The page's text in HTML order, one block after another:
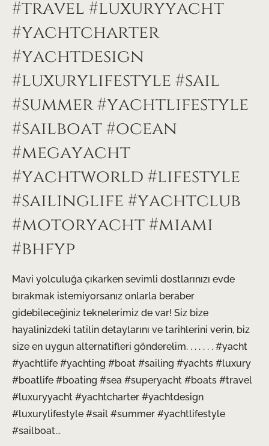
#travel #luxuryyacht
#yachtcharter
#yachtdesign
#luxurylifestyle #sail
#summer #yachtlifestyle
#sailboat #ocean
#megayacht
#yachtworld #lifestyle
#sailinglife #yachtclub
#motoryacht #miami
#bhfyp
Mavi yolculuğa çıkarken sevimli dostlarınızı evde
bırakmak istemiyorsanız onlarla beraber
gidebileceğiniz teknelerimiz de var! Siz bize
hayalinizdeki tatilin detaylarını ve tarihlerini verin, biz
size en uygun alternatifleri gönderelim. . . . . . . #yacht
#yachtlife #yachting #boat #sailing #yachts #luxury
#boatlife #boating #sea #superyacht #boats #travel
#luxuryyacht #yachtcharter #yachtdesign
#luxurylifestyle #sail #summer #yachtlifestyle
#sailboat...